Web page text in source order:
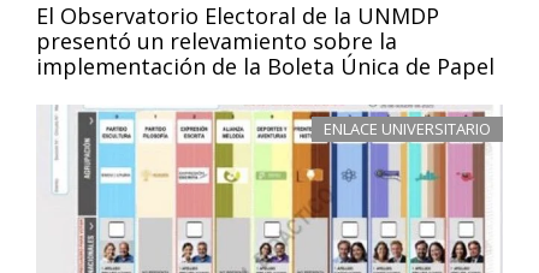
El Observatorio Electoral de la UNMDP
presentó un relevamiento sobre la
implementación de la Boleta Única de Papel
ENLACE UNIVERSITARIO